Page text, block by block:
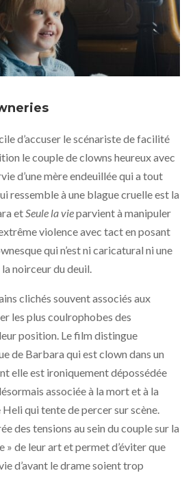
d’accuser le scénariste de facilité
le couple de clowns heureux avec
d’une mère endeuillée qui a tout
ressemble à une blague cruelle est la
et Seule la vieparvient à manipuler
violence avec tact en posant
qui n’est ni caricatural ni une
noirceur du deuil.
clichés souvent associés aux
les plus coulrophobes des
position. Le film distingue
de Barbara qui est clown dans un
elle est ironiquement dépossédée
associée à la mort et à la
qui tente de percer sur scène.
des tensions au sein du couple sur la
» de leur art et permet d’éviter que
d’avant le drame soient trop